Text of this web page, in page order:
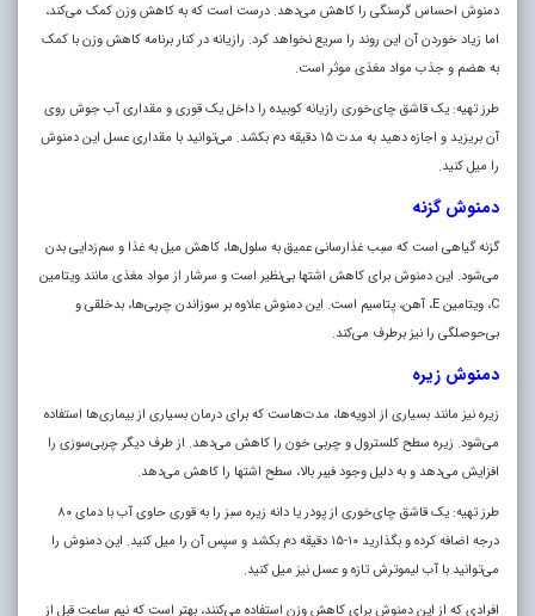
دمنوش احساس گرسنگی را کاهش می‌دهد. درست است که به کاهش وزن کمک می‌کند،
اما زیاد خوردن آن این روند را سریع نخواهد کرد. رازیانه در کنار برنامه کاهش وزن با کمک
به هضم و جذب مواد مغذی موثر است.
طرز تهیه: یک قاشق چای‌خوری رازیانه کوبیده را داخل یک قوری و مقداری آب جوش روی
آن بریزید و اجازه دهید به مدت ۱۵ دقیقه دم بکشد. می‌توانید با مقداری عسل این دمنوش
را میل کنید.
دمنوش گزنه
گزنه گیاهی است که سبب غذارسانی عمیق به سلول‌ها، کاهش میل به غذا و سم‌زدایی بدن
می‌شود. این دمنوش برای کاهش اشتها بی‌نظیر است و سرشار از مواد مغذی مانند ویتامین
C، ویتامین E، آهن، پتاسیم است. این دمنوش علاوه بر سوزاندن چربی‌ها، بدخلقی و
بی‌حوصلگی را نیز برطرف می‌کند.
دمنوش زیره
زیره نیز مانند بسیاری از ادویه‌ها، مدت‌هاست که برای درمان بسیاری از بیماری‌ها استفاده
می‌شود. زیره سطح کلسترول و چربی خون را کاهش می‌دهد. از طرف دیگر چربی‌سوزی را
افزایش می‌دهد و به دلیل وجود فیبر بالا، سطح اشتها را کاهش می‌دهد.
طرز تهیه: یک قاشق چای‌خوری از پودر یا دانه زیره سبز را به قوری حاوی آب با دمای ۸۰
درجه اضافه کرده و بگذارید ۱۰-۱۵ دقیقه دم بکشد و سپس آن را میل کنید. این دمنوش را
می‌توانید با آب لیموترش تازه و عسل نیز میل کنید.
افرادی که از این دمنوش برای کاهش وزن استفاده می‌کنند، بهتر است که نیم ساعت قبل از